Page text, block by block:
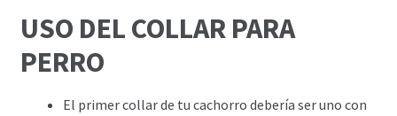
USO DEL COLLAR PARA
PERRO
El primer collar de tu cachorro debería ser uno con